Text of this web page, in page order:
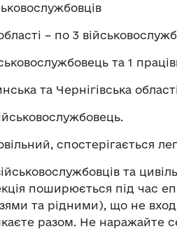
– по 3
та 1
та Чернігівська
спостерігається
та
поширюється під час
та рідними), що не
разом. Не наражайте